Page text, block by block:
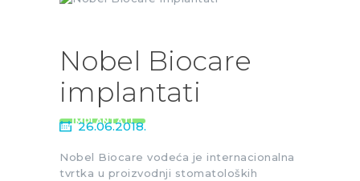
Nobel Biocare
implantati
IMPLANTATI
26.06.2018.
Nobel Biocare vodeća je internacionalna
tvrtka u proizvodnji stomatoloških